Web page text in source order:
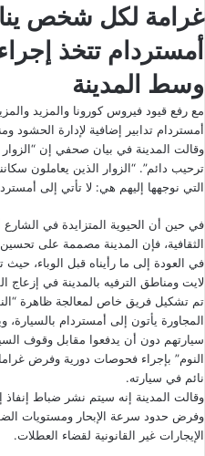
غرامة لكل شخص
أمستردام تتخذ
وسط المدينة
مع رفع قيود فيروس كورونا والمزيد
أمستردام تدابير إضافية لإدارة الحشود
وقالت المدينة في بيان صحفي إن
ترحيب دائم”. “الزوار الذين يعاملون
التي نوجهها إليهم هي: لا تأتي إلى
في حين أن الحيوية المتزايدة في
الثقافية، فإن المدينة مصممة على
في العودة إلى ما رأيناه قبل الوباء،
لايت ومناطق الترفيه بالمدينة في إزعاج
تم تشكيل فريق خاص لمعالجة ظاهرة
المجاورة يأتون إلى أمستردام
سيارتهم دون أن يدفعوا مقابل وقوف
النوم” بإجراء فحوصات دورية وفرض
نائم في سيارته.
وقالت المدينة إنه سيتم نشر ضباط
وفرض حدود سرعة الإبحار ومستويات
الإيجارات غير القانونية لقضاء العطلات.